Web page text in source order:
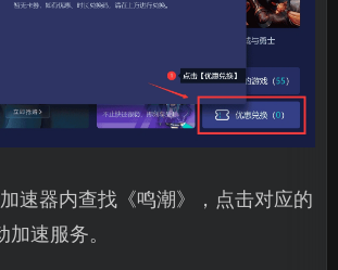
速器内查找《鸣潮》，点击对应的
速服务。